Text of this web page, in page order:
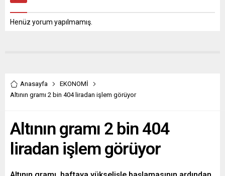
Henüz yorum yapılmamış.
Anasayfa
EKONOMİ
Altının gramı 2 bin 404 liradan işlem görüyor
Altının gramı 2 bin 404
liradan işlem görüyor